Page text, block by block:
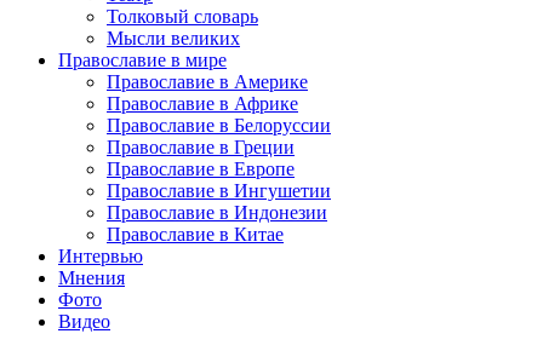
Толковый словарь
Мысли великих
Православие в мире
Православие в Америке
Православие в Африке
Православие в Белоруссии
Православие в Греции
Православие в Европе
Православие в Ингушетии
Православие в Индонезии
Православие в Китае
Интервью
Мнения
Фото
Видео